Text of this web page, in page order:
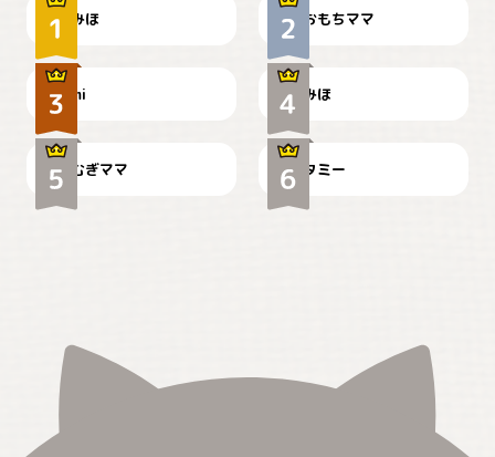
みほ おもちママ
可愛い？
mi
見てるぞぉ
みほ
🌻とむぎ！
むぎママ
ドーベルマンのお友達邸に
て
タミー